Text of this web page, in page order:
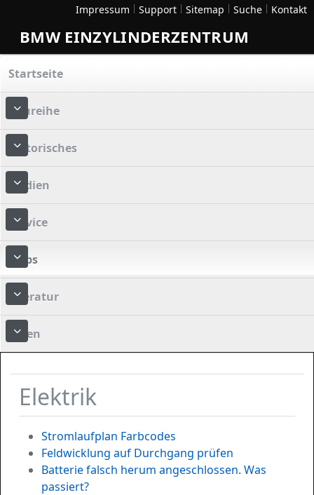
Impressum Support Sitemap Suche Kontakt
BMW EINZYLINDERZENTRUM
Startseite
Baureihe
Historisches
Medien
Service
Tipps
Literatur
Foren
Elektrik
Stromlaufplan Farbcodes
Feldwicklung auf Durchgang prüfen
Batterie falsch herum angeschlossen. Was
passiert?